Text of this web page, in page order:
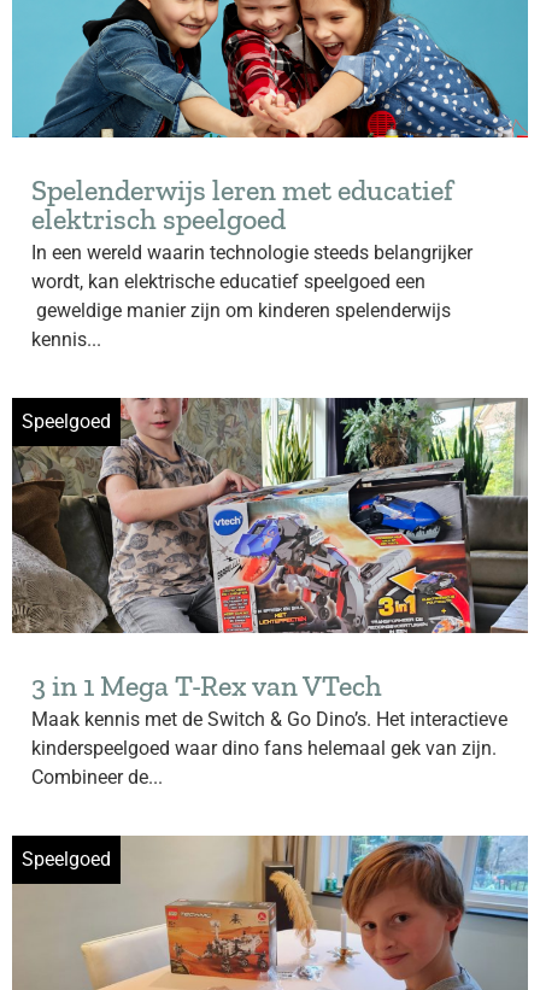
Spelenderwijs leren met educatief
elektrisch speelgoed
In een wereld waarin technologie steeds belangrijker
wordt, kan elektrische educatief speelgoed een
geweldige manier zijn om kinderen spelenderwijs
kennis...
Speelgoed
3 in 1 Mega T-Rex van VTech
Maak kennis met de Switch & Go Dino’s. Het interactieve
kinderspeelgoed waar dino fans helemaal gek van zijn.
Combineer de...
Speelgoed